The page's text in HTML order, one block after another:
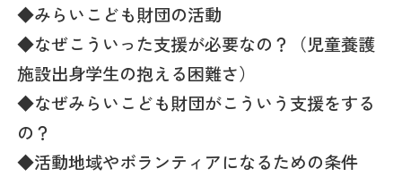
◆みらいこども財団の活動
◆なぜこういった支援が必要なの？（児童養護
施設出身学生の抱える困難さ）
◆なぜみらいこども財団がこういう支援をする
の？
◆活動地域やボランティアになるための条件